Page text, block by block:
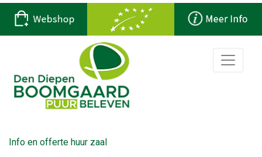
Op
erf
Info en offerte huur zaal